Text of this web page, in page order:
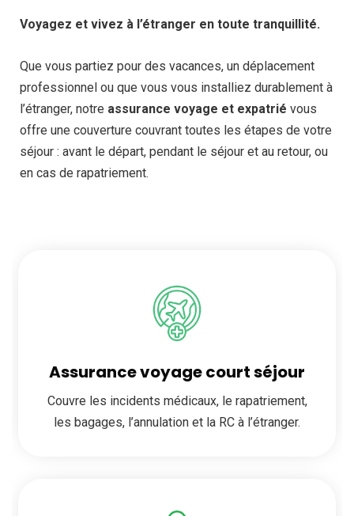
Voyagez et vivez à l’étranger en toute tranquillité.
Que vous partiez pour des vacances, un déplacement
professionnel ou que vous vous installiez durablement à
l’étranger, notre assurance voyage et expatrié vous
offre une couverture couvrant toutes les étapes de votre
séjour : avant le départ, pendant le séjour et au retour, ou
en cas de rapatriement.
Assurance voyage court séjour
Couvre les incidents médicaux, le rapatriement,
les bagages, l’annulation et la RC à l’étranger.